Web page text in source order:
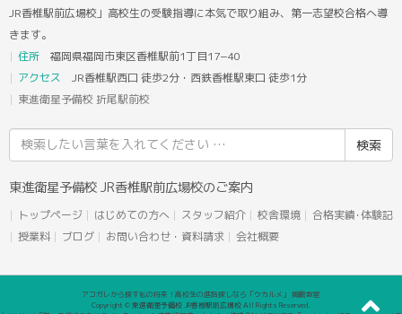
JR香椎駅前広場校」高校生の受験指導に本気で取り組み、第一志望校合格へ導
きます。
住所 福岡県福岡市東区香椎駅前1丁目17−40
アクセス JR香椎駅西口 徒歩2分・西鉄香椎駅東口 徒歩1分
東進衛星予備校 折尾駅前校
索
結
東進衛星予備校 JR香椎駅前広場校のご案内
トップページ はじめての方へ スタッフ紹介 校舎環境
合格実績･体験記
授業料
ブログ お問い合わせ・資料請求 会社概要
アコガレから探す私の将来！高校生の進路探しなら「ウカルメ」 掲載教室
Copyright © 東進衛星予備校 JR香椎駅前広場校 All Rights Reserved.